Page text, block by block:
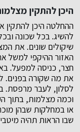
היכן להתקין
ההחלטה היכן
להשיג. בכל שכונה
שיקולים שונים. את
האזור ההיקפי למשל
חצר, כניסה למפעל.
את מה שקורה בפנים.
לסלון, לעבר מרפסת.
וכמה מצלמות, בתוך
או במחלקות שבהן
שבו הראות תהיה